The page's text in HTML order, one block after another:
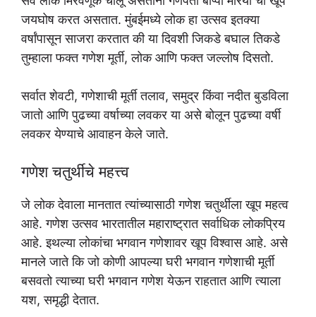
जयघोष करत असतात. मुंबईमध्ये लोक हा उत्सव इतक्या
वर्षांपासून साजरा करतात की या दिवशी जिकडे बघाल तिकडे
तुम्हाला फक्त गणेश मूर्ती, लोक आणि फक्त जल्लोष दिसतो.
सर्वात शेवटी, गणेशाची मूर्ती तलाव, समुद्र किंवा नदीत बुडविला
जातो आणि पुढच्या वर्षाच्या लवकर या असे बोलून पुढच्या वर्षी
लवकर येण्याचे आवाहन केले जाते.
गणेश चतुर्थीचे महत्त्व
जे लोक देवाला मानतात त्यांच्यासाठी गणेश चतुर्थीला खूप महत्व
आहे. गणेश उत्सव भारतातील महाराष्ट्रात सर्वाधिक लोकप्रिय
आहे. इथल्या लोकांचा भगवान गणेशावर खूप विश्वास आहे. असे
मानले जाते कि जो कोणी आपल्या घरी भगवान गणेशाची मूर्ती
बसवतो त्याच्या घरी भगवान गणेश येऊन राहतात आणि त्याला
यश, समृद्धी देतात.